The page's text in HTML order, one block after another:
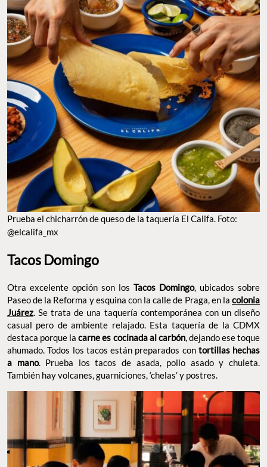
Prueba el chicharrón de queso de la taquería El Califa. Foto:
@elcalifa_mx
Tacos Domingo
Otra excelente opción son los Tacos Domingo, ubicados sobre
Paseo de la Reforma y esquina con la calle de Praga, en la colonia
Juárez . Se trata de una taquería contemporánea con un diseño
casual pero de ambiente relajado. Esta taquería de la CDMX
destaca porque lacarne es cocinada al carbón, dejando ese toque
ahumado. Todos los tacos están preparados con tortillas hechas
a mano. Prueba los tacos de asada, pollo asado y chuleta.
También hay volcanes, guarniciones, ‘chelas’ y postres.